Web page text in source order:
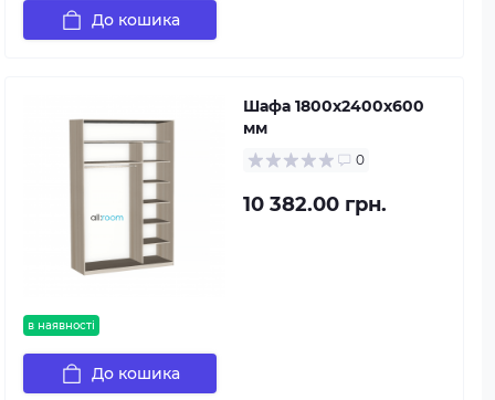
До кошика
в наявності
Шафа 1800х2400х600
мм
0
10 382.00 грн.
До кошика